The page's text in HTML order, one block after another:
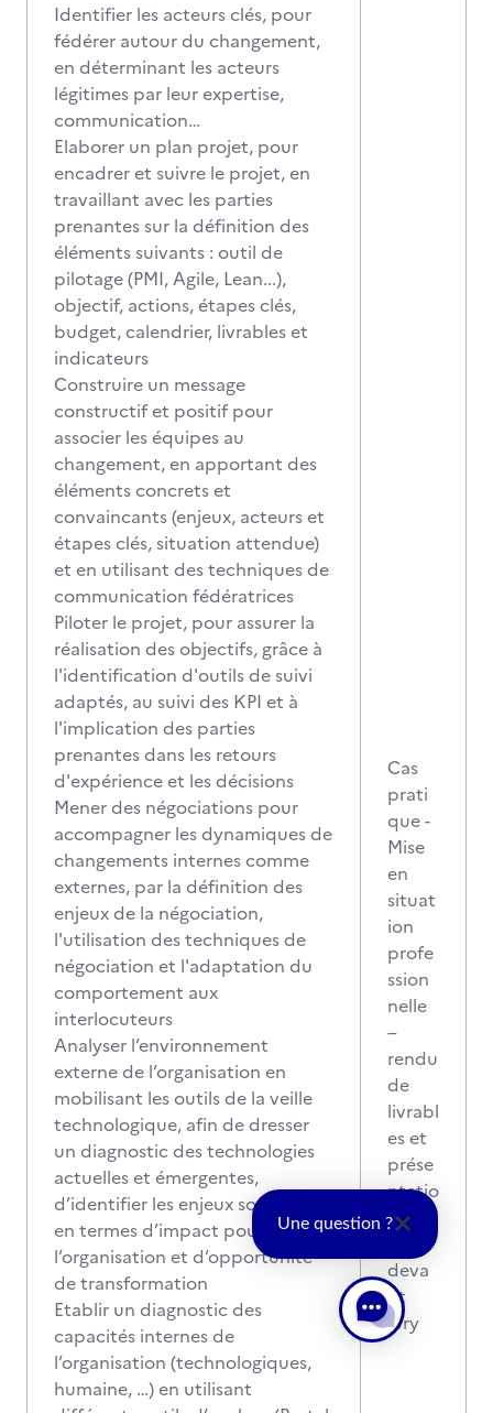
Identifier les acteurs clés, pour
fédérer autour du changement,
en déterminant les acteurs
légitimes par leur expertise,
communication…
Elaborer un plan projet, pour
encadrer et suivre le projet, en
travaillant avec les parties
prenantes sur la définition des
éléments suivants : outil de
pilotage (PMI, Agile, Lean...),
objectif, actions, étapes clés,
budget, calendrier, livrables et
indicateurs
Construire un message
constructif et positif pour
associer les équipes au
changement, en apportant des
éléments concrets et
convaincants (enjeux, acteurs et
étapes clés, situation attendue)
et en utilisant des techniques de
communication fédératrices
Piloter le projet, pour assurer la
réalisation des objectifs, grâce à
l'identification d'outils de suivi
adaptés, au suivi des KPI et à
l'implication des parties
prenantes dans les retours
d'expérience et les décisions
Mener des négociations pour
accompagner les dynamiques de
changements internes comme
externes, par la définition des
enjeux de la négociation,
l'utilisation des techniques de
négociation et l'adaptation du
comportement aux
interlocuteurs
Analyser l’environnement
externe de l’organisation en
mobilisant les outils de la veille
technologique, afin de dresser
un diagnostic des technologies
actuelles et émergentes,
d’identifier les enjeux soulevés
en termes d’impact pour
l’organisation et d’opportunité
de transformation
Etablir un diagnostic des
capacités internes de
l’organisation (technologiques,
humaine, …) en utilisant
Cas
prati
que -
Mise
en
situat
ion
profe
ssion
nelle
–
rendu
de
livrabl
es et
prése
ntatio
n
deva
nt
jury
Une question ?